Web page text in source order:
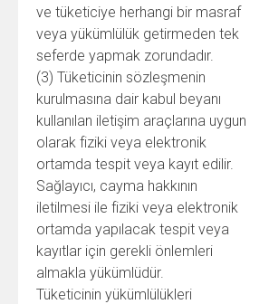
ve tüketiciye herhangi bir masraf
veya yükümlülük getirmeden tek
seferde yapmak zorundadır.
(3) Tüketicinin sözleşmenin
kurulmasına dair kabul beyanı
kullanılan iletişim araçlarına uygun
olarak fiziki veya elektronik
ortamda tespit veya kayıt edilir.
Sağlayıcı, cayma hakkının
iletilmesi ile fiziki veya elektronik
ortamda yapılacak tespit veya
kayıtlar için gerekli önlemleri
almakla yükümlüdür.
Tüketicinin yükümlülükleri